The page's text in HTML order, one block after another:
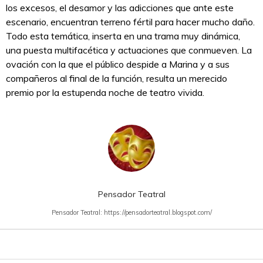
los excesos, el desamor y las adicciones que ante este
escenario, encuentran terreno fértil para hacer mucho daño.
Todo esta temática, inserta en una trama muy dinámica,
una puesta multifacética y actuaciones que conmueven. La
ovación con la que el público despide a Marina y a sus
compañeros al final de la función, resulta un merecido
premio por la estupenda noche de teatro vivida.
Pensador Teatral
Pensador Teatral: https://pensadorteatral.blogspot.com/